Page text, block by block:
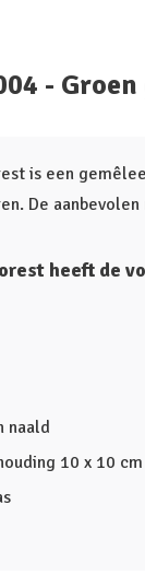
-
is een
De
heeft de
naald
10 x 10 cm